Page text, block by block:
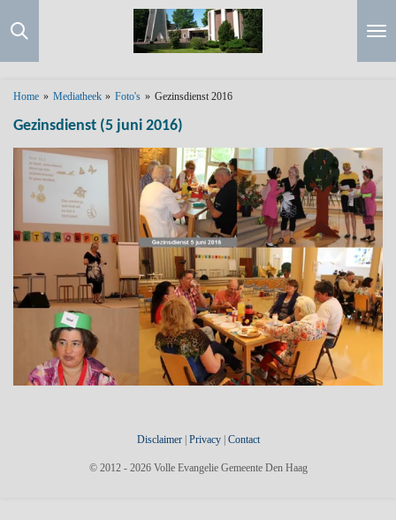
direct
Home » Mediatheek » Foto's » Gezinsdienst 2016
Gezinsdienst (5 juni 2016)
Disclaimer | Privacy | Contact
© 2012 - 2026 Volle Evangelie Gemeente Den Haag